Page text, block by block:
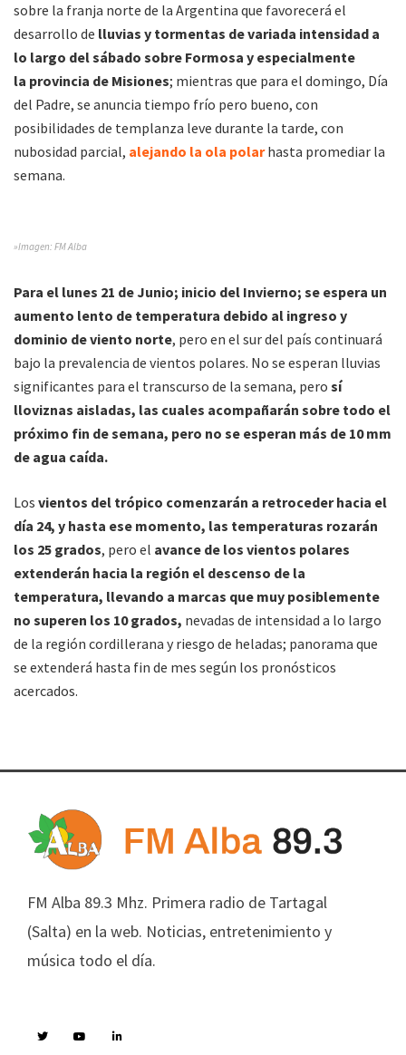
sobre la franja norte de la Argentina que favorecerá el
desarrollo de lluvias y tormentas de variada intensidad a
lo largo del sábado sobre Formosa y especialmente
la provincia de Misiones; mientras que para el domingo, Día
del Padre, se anuncia tiempo frío pero bueno, con
posibilidades de templanza leve durante la tarde, con
nubosidad parcial, alejando la ola polarhasta promediar la
semana.
»Imagen: FM Alba
Para el lunes 21 de Junio; inicio del Invierno; se espera un
aumento lento de temperatura debido al ingreso y
dominio de viento norte, pero en el sur del país continuará
bajo la prevalencia de vientos polares. No se esperan lluvias
significantes para el transcurso de la semana, pero sí
lloviznas aisladas, las cuales acompañarán sobre todo el
próximo fin de semana, pero no se esperan más de 10 mm
de agua caída.
Los vientos del trópico comenzarán a retroceder hacia el
día 24, y hasta ese momento, las temperaturas rozarán
los 25 grados, pero el avance de los vientos polares
extenderán hacia la región el descenso de la
temperatura, llevando a marcas que muy posiblemente
no superen los 10 grados, nevadas de intensidad a lo largo
de la región cordillerana y riesgo de heladas; panorama que
se extenderá hasta fin de mes según los pronósticos
acercados.
FM Alba 89.3 Mhz. Primera radio de Tartagal
(Salta) en la web. Noticias, entretenimiento y
música todo el día.